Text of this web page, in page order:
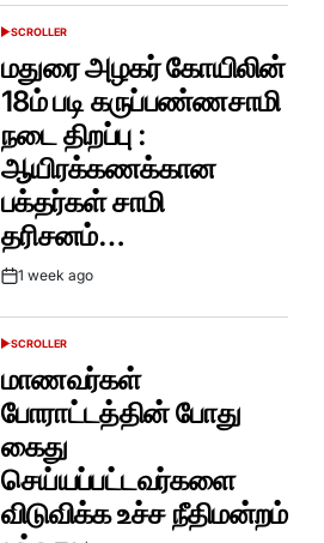
POSTED
SCROLLER
மதுரை அழகர் கோயிலின்
18ம் படி கருப்பண்ணசாமி
நடை திறப்பு :
ஆயிரக்கணக்கான
பக்தர்கள் சாமி
தரிசனம்…
Post1 week ago
POSTED
SCROLLER
மாணவர்கள்
போராட்டத்தின் போது
கைது
செய்யப்பட்டவர்களை
விடுவிக்க உச்ச நீதிமன்றம்